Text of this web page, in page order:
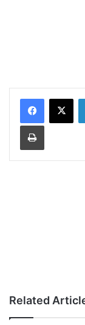
Print
Related